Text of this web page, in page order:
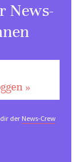
News-
»
derNews-Crew